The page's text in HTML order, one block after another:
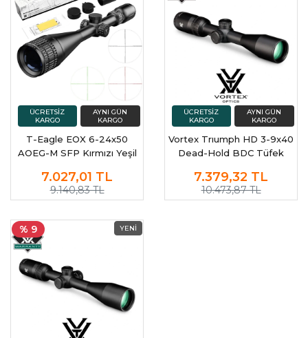
T-Eagle EOX 6-24x50
AOEG-M SFP Kırmızı Yeşil
Dürbünü
7.027,01 TL
9.140,83 TL
Vortex Trıumph HD 3-9x40
Dead-Hold BDC Tüfek
7.379,32 TL
10.473,87 TL
% 9